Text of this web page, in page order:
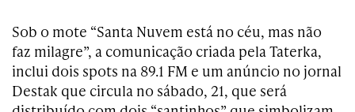
Sob o mote “Santa Nuvem está no céu, mas não
faz milagre”, a comunicação criada pela Taterka,
inclui dois spots na 89.1 FM e um anúncio no jornal
Destak que circula no sábado, 21, que será